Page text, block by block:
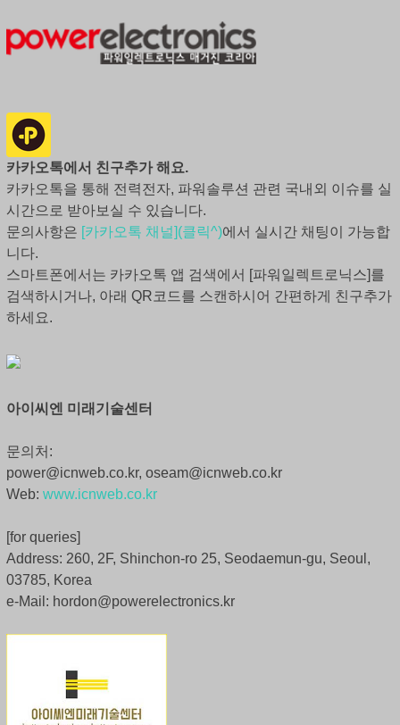
카카오톡에서 친구추가 해요.
카카오톡을 통해 전력전자, 파워솔루션 관련 국내외 이슈를 실
시간으로 받아보실 수 있습니다.
문의사항은 [카카오톡 채널](클릭^)에서 실시간 채팅이 가능합
니다.
스마트폰에서는 카카오톡 앱 검색에서 [파워일렉트로닉스]를
검색하시거나, 아래 QR코드를 스캔하시어 간편하게 친구추가
하세요.
아이씨엔 미래기술센터
문의처:
power@icnweb.co.kr, oseam@icnweb.co.kr
Web: www.icnweb.co.kr
[for queries]
Address: 260, 2F, Shinchon-ro 25, Seodaemun-gu, Seoul,
03785, Korea
e-Mail: hordon@powerelectronics.kr